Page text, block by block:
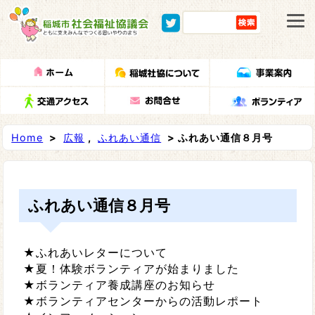
Home > 広報 , ふれあい通信 > ふれあい通信８月号
ふれあい通信８月号
★ふれあいレターについて
★夏！体験ボランティアが始まりました
★ボランティア養成講座のお知らせ
★ボランティアセンターからの活動レポート